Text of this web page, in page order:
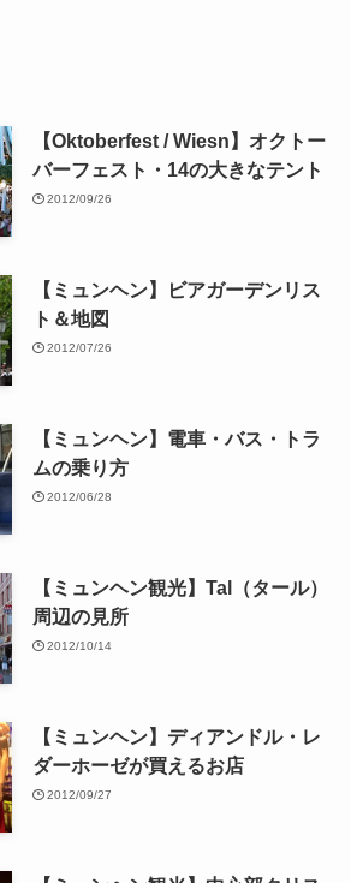
【Oktoberfest / Wiesn】オクトー
バーフェスト・14の大きなテント
2012/09/26
【ミュンヘン】ビアガーデンリス
ト＆地図
2012/07/26
【ミュンヘン】電車・バス・トラ
ムの乗り方
2012/06/28
【ミュンヘン観光】Tal（タール）
周辺の見所
2012/10/14
【ミュンヘン】ディアンドル・レ
ダーホーゼが買えるお店
2012/09/27